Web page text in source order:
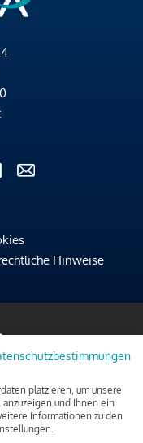
Hinweise
platzieren, um unsere
und Ihnen ein
Informationen zu den